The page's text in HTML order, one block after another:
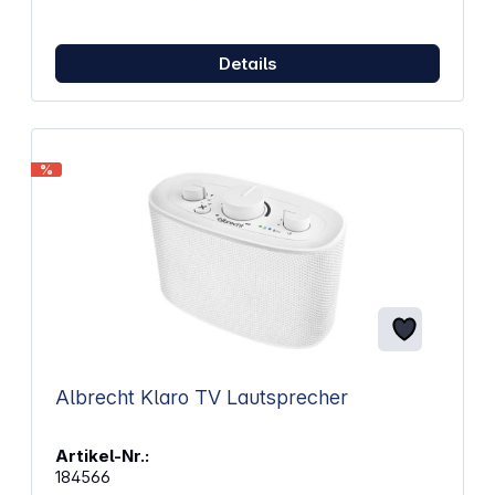
kompakte Bauweise macht den Lautsprecher zum
idealen Begleiter für Reisen, Sport oder entspannte
Stunden am Pool. Durch die IPX6-Einstufung bleibt
er selbst bei Spritzwasser zuverlässig.
liefert klaren Klang für Musik und Anrufe
Multifunktionstaste erleichtert Steuerung von Musik,
Kamera und Anrufen Dual-Pairing ermöglicht echtes
Stereo-Erlebnis mit zwei Lautsprechern Integriertes
Mikrofon unterstützt freihändiges Telefonieren
IPX6-Wasserfestigkeit schützt vor Spritzwasser und
zuverlässige Nutzung unterwegs Wiedergabezeit
von bis zu 5 Stunden bei mittlerer Lautstärke
Kompakte Maße für einfache Mitnahme: 45 mm x 35
Details
%
Albrecht Klaro TV Lautsprecher
Artikel-Nr.:
184566